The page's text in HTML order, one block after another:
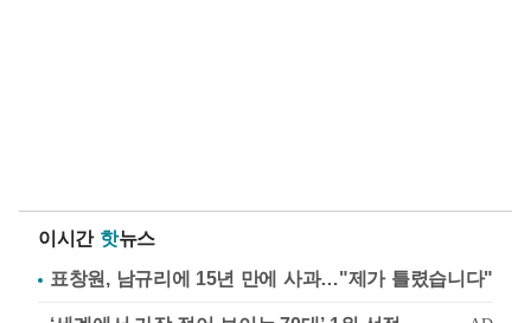
이시간 핫뉴스
표창원, 남규리에 15년 만에 사과…"제가 틀렸습니다"